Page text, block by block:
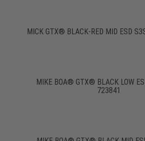
MICK GTX® BLACK-RED MID ESD
MIKE BOA® GTX® BLACK LOW
723841